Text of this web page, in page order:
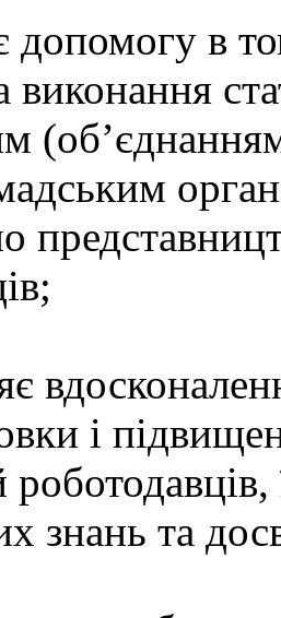
допомогу в
виконання
і
знань та